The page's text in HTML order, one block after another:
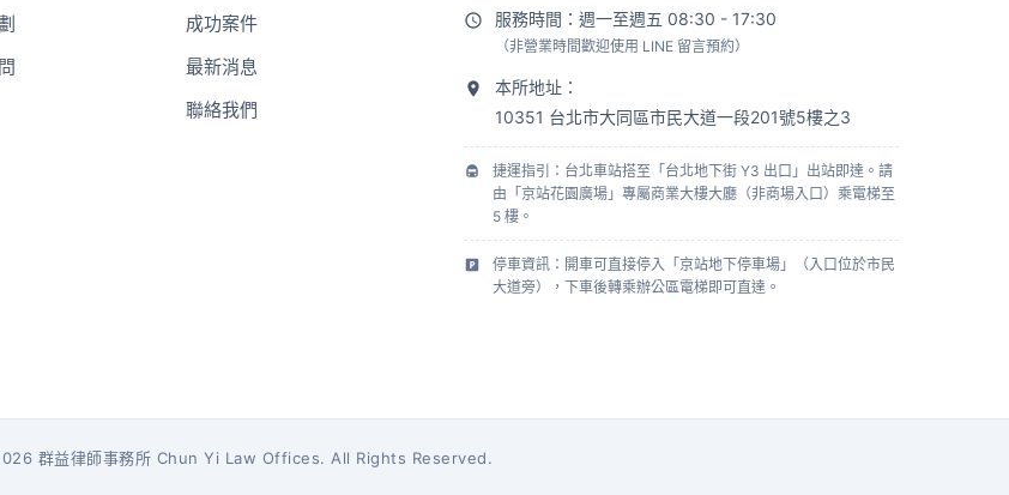
成功案件
最新消息
聯絡我們
服務時間：週一至週五 08:30 - 17:30
（非營業時間歡迎使用 LINE 留言預約）
本所地址：
10351 台北市大同區市民大道一段201號5樓之3
捷運指引：台北車站搭至「台北地下街 Y3 出口」出站即達。請
由「京站花園廣場」專屬商業大樓大廳（非商場入口）乘電梯至
5 樓。
停車資訊：開車可直接停入「京站地下停車場」（入口位於市民
大道旁），下車後轉乘辦公區電梯即可直達。
群益律師事務所 Chun Yi Law Offices. All Rights Reserved.